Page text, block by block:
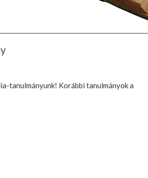
tanulmányunk! Korábbi tanulmányok a